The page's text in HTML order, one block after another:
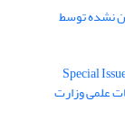
نشده توسط
Special
علمی وزارت